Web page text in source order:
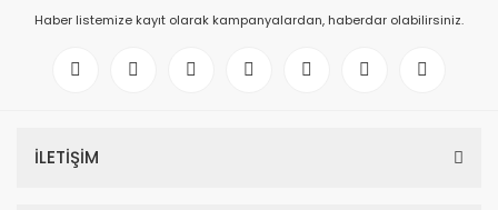
Haber listemize kayıt olarak kampanyalardan, haberdar olabilirsiniz.
İLETİŞİM